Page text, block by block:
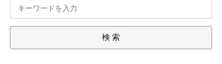
検 索